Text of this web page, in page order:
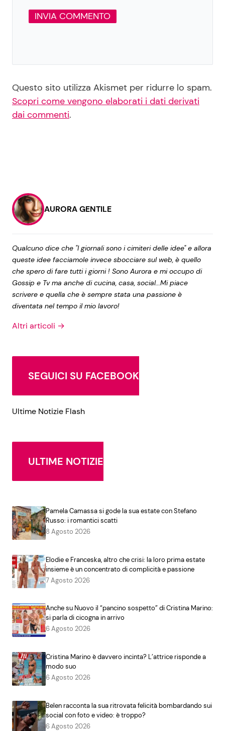
Questo sito utilizza Akismet per ridurre lo spam.
Scopri come vengono elaborati i dati derivati
dai commenti.
AURORA GENTILE
Qualcuno dice che "I giornali sono i cimiteri delle idee" e allora
queste idee facciamole invece sbocciare sul web, è quello
che spero di fare tutti i giorni ! Sono Aurora e mi occupo di
Gossip e Tv ma anche di cucina, casa, social...Mi piace
scrivere e quella che è sempre stata una passione è
diventata nel tempo il mio lavoro!
Altri articoli →
SEGUICI SU FACEBOOK
Ultime Notizie Flash
ULTIME NOTIZIE
Pamela Camassa si gode la sua estate con Stefano
Russo: i romantici scatti
8 Agosto 2026
Elodie e Franceska, altro che crisi: la loro prima estate
insieme è un concentrato di complicità e passione
7 Agosto 2026
Anche su Nuovo il “pancino sospetto” di Cristina Marino:
si parla di cicogna in arrivo
6 Agosto 2026
Cristina Marino è davvero incinta? L’attrice risponde a
modo suo
6 Agosto 2026
Belen racconta la sua ritrovata felicità bombardando sui
social con foto e video: è troppo?
6 Agosto 2026